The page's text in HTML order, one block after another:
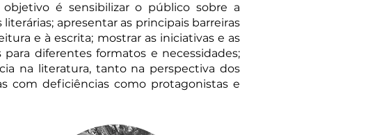
objetivo é sensibilizar o público sobre a
apresentar as principais barreiras
e à escrita; mostrar as iniciativas e as
diferentes formatos e necessidades;
na literatura, tanto na perspectiva dos
com deficiências como protagonistas e